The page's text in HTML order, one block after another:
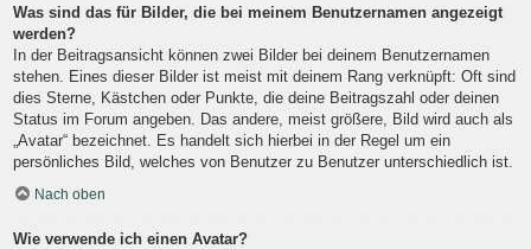
Was sind das für Bilder, die bei meinem Benutzernamen angezeigt
werden?
In der Beitragsansicht können zwei Bilder bei deinem Benutzernamen
stehen. Eines dieser Bilder ist meist mit deinem Rang verknüpft: Oft sind
dies Sterne, Kästchen oder Punkte, die deine Beitragszahl oder deinen
Status im Forum angeben. Das andere, meist größere, Bild wird auch als
„Avatar“ bezeichnet. Es handelt sich hierbei in der Regel um ein
persönliches Bild, welches von Benutzer zu Benutzer unterschiedlich ist.
Nach oben
Wie verwende ich einen Avatar?